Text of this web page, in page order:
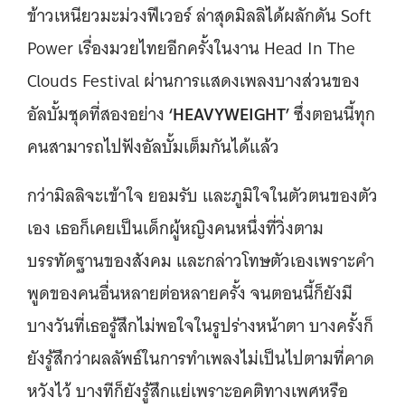
ข้าวเหนียวมะม่วงฟีเวอร์ ล่าสุดมิลลิได้ผลักดัน Soft
Power เรื่องมวยไทยอีกครั้งในงาน Head In The
Clouds Festival ผ่านการแสดงเพลงบางส่วนของ
อัลบั้มชุดที่สองอย่าง‘HEAVYWEIGHT’ซึ่งตอนนี้ทุก
คนสามารถไปฟังอัลบั้มเต็มกันได้แล้ว
กว่ามิลลิจะเข้าใจ ยอมรับ และภูมิใจในตัวตนของตัว
เอง เธอก็เคยเป็นเด็กผู้หญิงคนหนึ่งที่วิ่งตาม
บรรทัดฐานของสังคม และกล่าวโทษตัวเองเพราะคำ
พูดของคนอื่นหลายต่อหลายครั้ง จนตอนนี้ก็ยังมี
บางวันที่เธอรู้สึกไม่พอใจในรูปร่างหน้าตา บางครั้งก็
ยังรู้สึกว่าผลลัพธ์ในการทำเพลงไม่เป็นไปตามที่คาด
หวังไว้ บางทีก็ยังรู้สึกแย่เพราะอคติทางเพศหรือ